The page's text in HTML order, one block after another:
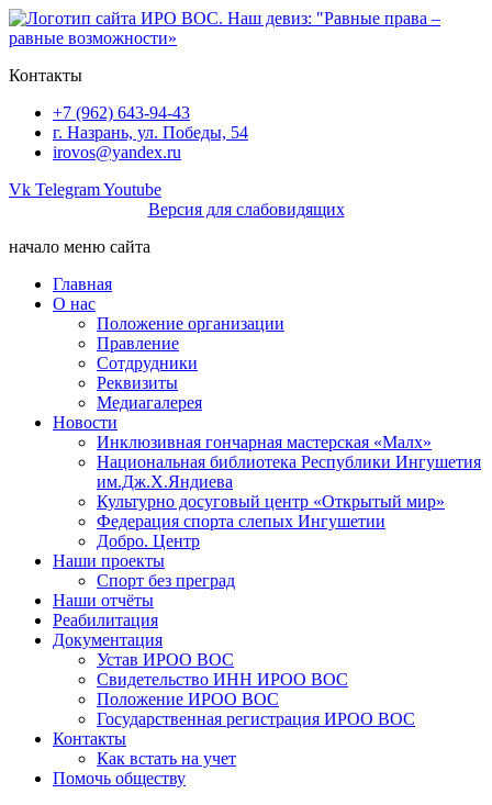
Перейти
к
Контакты
+7 (962) 643-94-43
г. Назрань, ул. Победы, 54
irovos@yandex.ru
Vk TelegramYoutube
Версия для слабовидящих
начало меню сайта
Главная
О нас
Положение организации
Правление
Сотдрудники
Реквизиты
Медиагалерея
Новости
Инклюзивная гончарная мастерская «Малх»
Национальная библиотека Республики Ингушетия
им.Дж.Х.Яндиева
Культурно досуговый центр «Открытый мир»
Федерация спорта слепых Ингушетии
Добро. Центр
Наши проекты
Спорт без преград
Наши отчёты
Реабилитация
Документация
Устав ИРОО ВОС
Свидетельство ИНН ИРОО ВОС
Положение ИРОО ВОС
Государственная регистрация ИРОО ВОС
Контакты
Как встать на учет
Помочь обществу